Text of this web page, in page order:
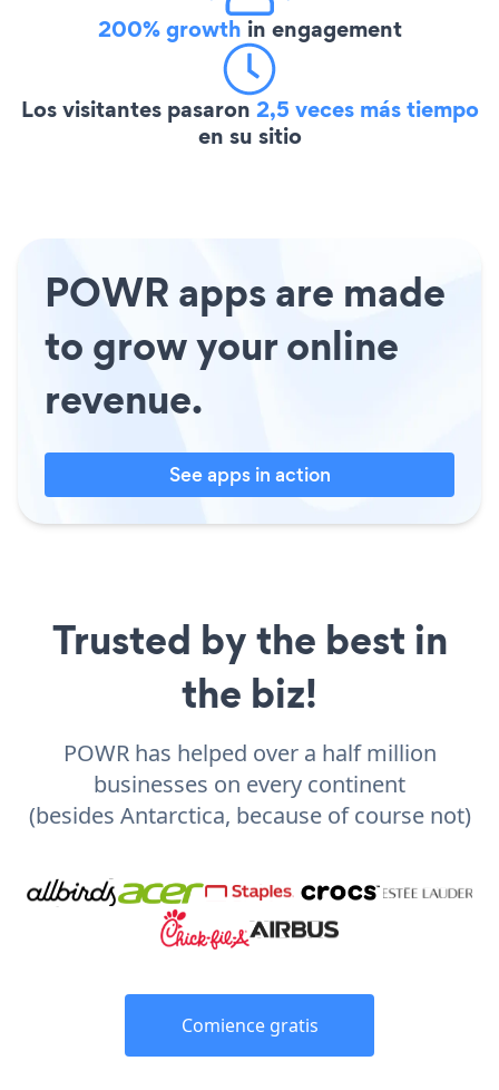
200% growth in engagement
Los visitantes pasaron 2,5 veces más tiempo
en su sitio
POWR apps are made
to grow your online
revenue.
See apps in action
Trusted by the best in
the biz!
POWR has helped over a half million
businesses on every continent
(besides Antarctica, because of course not)
Comience gratis